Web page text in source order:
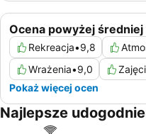
Ocena powyżej
Rekreacja•9,8
Wrażenia•9,0
Pokaż więcej ocen
Najlepsze